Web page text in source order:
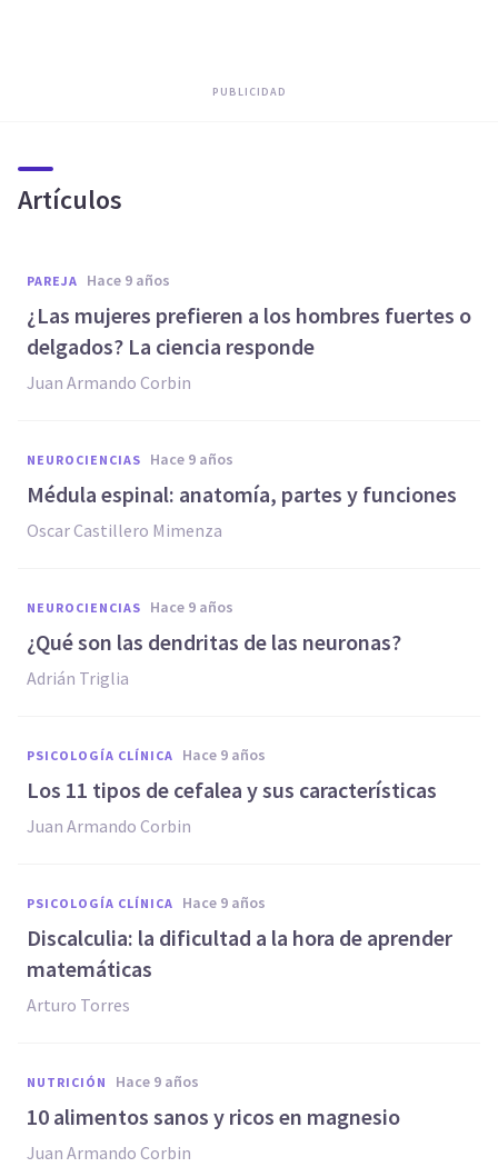
PUBLICIDAD
Artículos
PAREJA hace 9 años
​¿Las mujeres prefieren a los hombres fuertes o
delgados? La ciencia responde
Juan Armando Corbin
NEUROCIENCIAS hace 9 años
​Médula espinal: anatomía, partes y funciones
Oscar Castillero Mimenza
NEUROCIENCIAS hace 9 años
​¿Qué son las dendritas de las neuronas?
Adrián Triglia
PSICOLOGÍA CLÍNICA hace 9 años
​Los 11 tipos de cefalea y sus características
Juan Armando Corbin
PSICOLOGÍA CLÍNICA hace 9 años
​Discalculia: la dificultad a la hora de aprender
matemáticas
Arturo Torres
NUTRICIÓN hace 9 años
​10 alimentos sanos y ricos en magnesio
Juan Armando Corbin